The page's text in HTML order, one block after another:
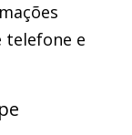
telefone e